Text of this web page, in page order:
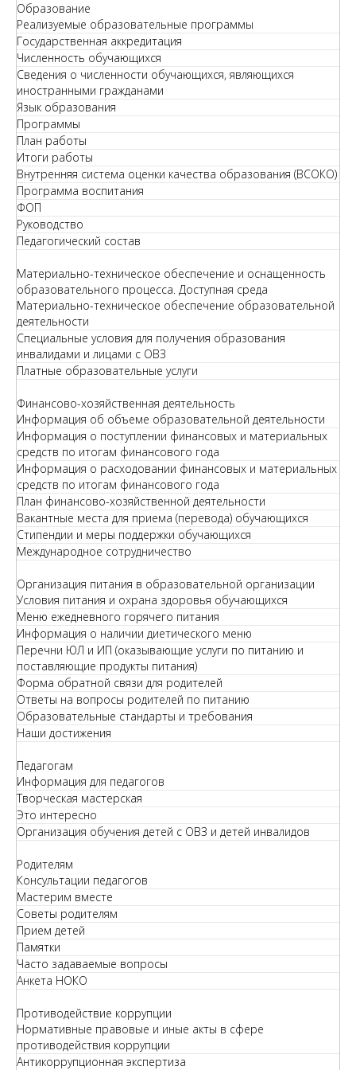
Образование
Реализуемые образовательные программы
Государственная аккредитация
Численность обучающихся
Сведения о численности обучающихся, являющихся
иностранными гражданами
Язык образования
Программы
План работы
Итоги работы
Внутренняя система оценки качества образования (ВСОКО)
Программа воспитания
ФОП
Руководство
Педагогический состав
Материально-техническое обеспечение и оснащенность
образовательного процесса. Доступная среда
Материально-техническое обеспечение образовательной
деятельности
Специальные условия для получения образования
инвалидами и лицами с ОВЗ
Платные образовательные услуги
Финансово-хозяйственная деятельность
Информация об объеме образовательной деятельности
Информация о поступлении финансовых и материальных
средств по итогам финансового года
Информация о расходовании финансовых и материальных
средств по итогам финансового года
План финансово-хозяйственной деятельности
Вакантные места для приема (перевода) обучающихся
Стипендии и меры поддержки обучающихся
Международное сотрудничество
Организация питания в образовательной организации
Условия питания и охрана здоровья обучающихся
Меню ежедневного горячего питания
Информация о наличии диетического меню
Перечни ЮЛ и ИП (оказывающие услуги по питанию и
поставляющие продукты питания)
Форма обратной связи для родителей
Ответы на вопросы родителей по питанию
Образовательные стандарты и требования
Наши достижения
Педагогам
Информация для педагогов
Творческая мастерская
Это интересно
Организация обучения детей с ОВЗ и детей инвалидов
Родителям
Консультации педагогов
Мастерим вместе
Советы родителям
Прием детей
Памятки
Часто задаваемые вопросы
Анкета НОКО
Противодействие коррупции
Нормативные правовые и иные акты в сфере
противодействия коррупции
Антикоррупционная экспертиза